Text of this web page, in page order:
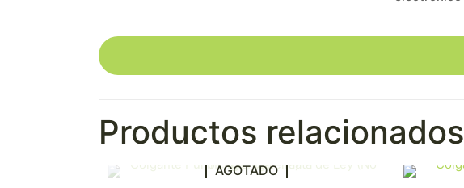
Productos relacionados
AGOTADO